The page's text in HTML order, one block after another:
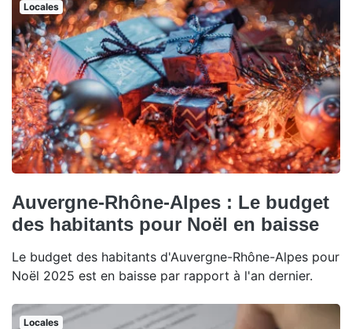
Locales
Auvergne-Rhône-Alpes : Le budget
des habitants pour Noël en baisse
Le budget des habitants d'Auvergne-Rhône-Alpes pour
Noël 2025 est en baisse par rapport à l'an dernier.
Locales